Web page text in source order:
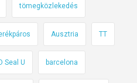
tömegközlekedés
Ausztria TT
Seal U barcelona